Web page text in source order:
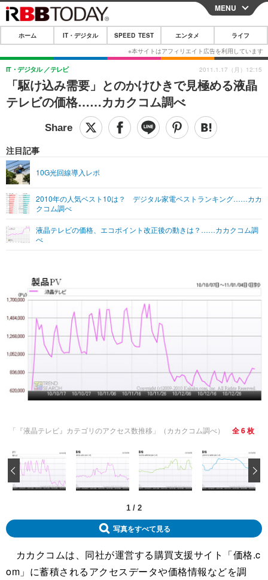
CLOSE
ホーム
IT・デジタル
IT・デジタルTOP スマートフォン
ショッピング その他
SPEED TEST
エンタメTOP 映画・ドラマ
グラビア
ショッピング その他
ライフTOP
その他
リリース一覧
プッシュ通知の停止方法
MENU
ホーム IT・デジタル SPEED TEST エンタメ ライフ
「駆け込み需要」とのかけひきで見極める液晶
テレビの価格……カカクコム調べ
IT・デジタル テレビ
注目記事
10G光回線導入レポ
2010年の人気ベスト10は？ デジタル家電ベストランキング……カカ
クコム調べ
液晶テレビの価格、エコポイント改正後の動きは？……カカクコム調
べ
2011.1.17（月）12:15
「『液晶テレビ』カテゴリのアクセス数推移」（カカクコム調べ） 全 6 枚
1 / 2
‹
写真をすべて見る
カカクコムは、同社が運営する購買支援サイト「価格.c
om」に蓄積されるアクセスデータや価格情報などを調